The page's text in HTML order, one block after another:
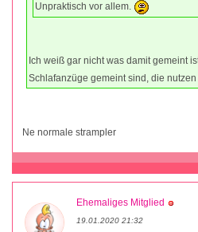
Unpraktisch vor allem.
Ich weiß gar nicht was damit gemeint
Schlafanzüge gemeint sind, die
Ne normale strampler
Ehemaliges Mitglied
19.01.2020 21:32